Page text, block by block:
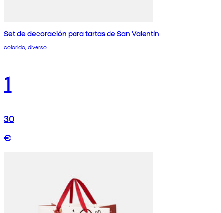
Set de decoración para tartas de San Valentín
colorido, diverso
1
30
€